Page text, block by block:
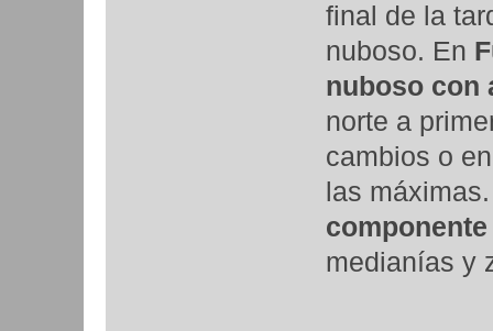
final de la
nuboso. En
nuboso con
norte a
cambios o
las
medianías y